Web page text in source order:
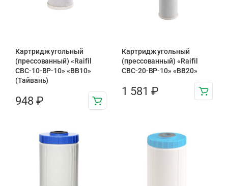
Картридж угольный
(прессованный) «Raifil
CBC-10-BP-10» «BB10»
(Тайвань)
948 ₽
Картридж угольный
(прессованный) «Raifil
CBC-20-BP-10» «BB20»
1 581 ₽